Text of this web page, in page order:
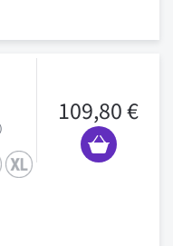
109,80 €